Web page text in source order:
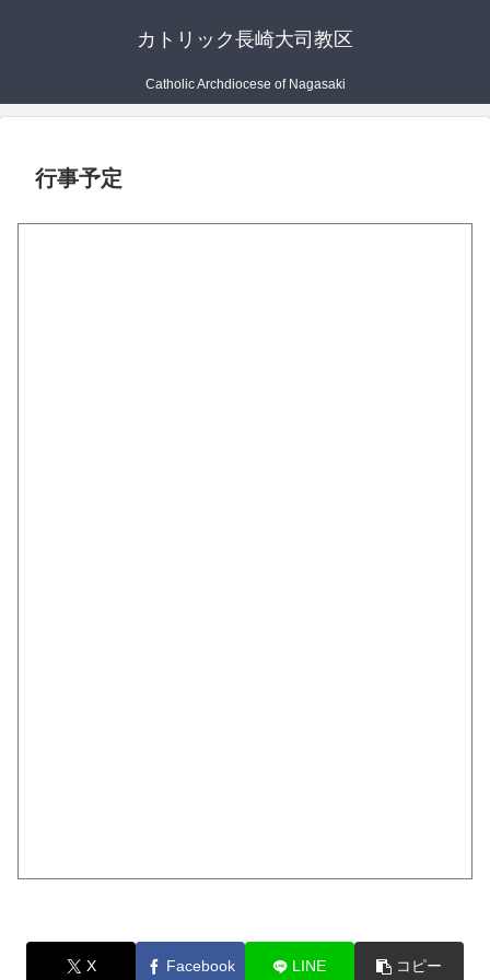
カトリック長崎大司教区
Catholic Archdiocese of Nagasaki
行事予定
X Facebook LINE コピー